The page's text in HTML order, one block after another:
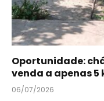
Oportunidade:
venda a apenas 5
06/07/2026